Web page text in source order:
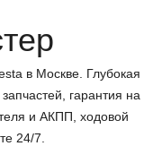
в Москве. Глубокая
гарантия на
и АКПП, ходовой
24/7.